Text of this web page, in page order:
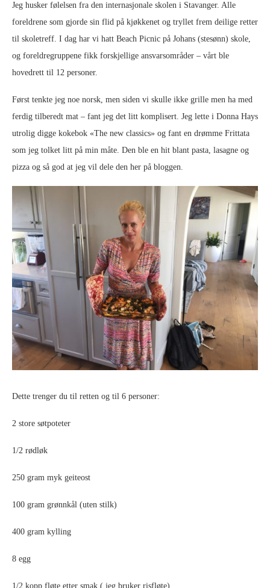
Jeg husker følelsen fra den internasjonale skolen i Stavanger. Alle
foreldrene som gjorde sin flid på kjøkkenet og tryllet frem deilige retter
til skoletreff. I dag har vi hatt Beach Picnic på Johans (stesønn) skole,
og foreldregruppene fikk forskjellige ansvarsområder – vårt ble
hovedrett til 12 personer.
Først tenkte jeg noe norsk, men siden vi skulle ikke grille men ha med
ferdig tilberedt mat – fant jeg det litt komplisert. Jeg lette i Donna Hays
utrolig digge kokebok «The new classics» og fant en drømme Frittata
som jeg tolket litt på min måte. Den ble en hit blant pasta, lasagne og
pizza og så god at jeg vil dele den her på bloggen.
Dette trenger du til retten og til 6 personer:
2 store søtpoteter
1/2 rødløk
250 gram myk geiteost
100 gram grønnkål (uten stilk)
400 gram kylling
8 egg
1/2 kopp fløte etter smak ( jeg bruker risfløte)